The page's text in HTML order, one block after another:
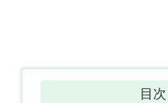
目次